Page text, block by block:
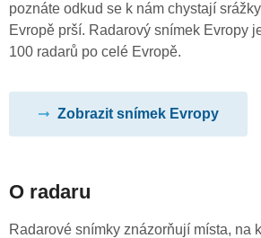
poznáte odkud se k nám chystají
Evropě prší. Radarový snímek Evropy
100 radarů po celé Evropě.
Zobrazit snímek Evropy
O radaru
Radarové snímky znázorňují místa, na